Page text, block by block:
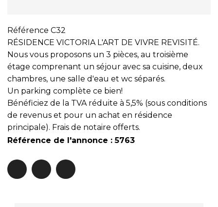
Référence C32
RÉSIDENCE VICTORIA L'ART DE VIVRE REVISITÉ.
Nous vous proposons un 3 pièces, au troisième
étage comprenant un séjour avec sa cuisine, deux
chambres, une salle d'eau et wc séparés.
Un parking complète ce bien!
Bénéficiez de la TVA réduite à 5,5% (sous conditions
de revenus et pour un achat en résidence
principale). Frais de notaire offerts.
Référence de l'annonce : 5763